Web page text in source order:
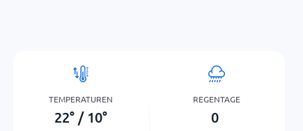
TEMPERATUREN
22° / 10°
REGENTAGE
0